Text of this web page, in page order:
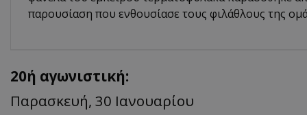
παρουσίαση που ενθουσίασε τους φιλάθλους της
20ή αγωνιστική:
Παρασκευή, 30 Ιανουαρίου